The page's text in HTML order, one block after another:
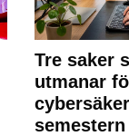
Tre saker
utmanar
semestern